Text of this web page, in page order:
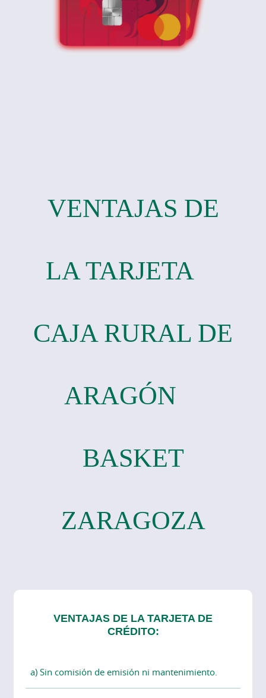
VENTAJAS DE
LA TARJETA
CAJA RURAL DE
ARAGÓN
BASKET
ZARAGOZA
VENTAJAS DE LA TARJETA DE
CRÉDITO:
a) Sin comisión de emisión ni mantenimiento.